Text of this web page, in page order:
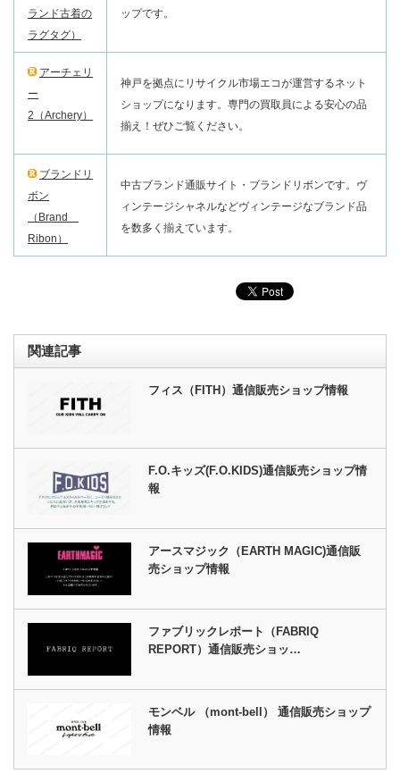
ランド古着の
ラグタグ）
ップです。
アーチェリ
ー
2（Archery）
神戸を拠点にリサイクル市場エコが運営するネット
ショップになります。専門の買取員による安心の品
揃え！ぜひご覧ください。
ブランドリ
ボン
（Brand
Ribon）
中古ブランド通販サイト・ブランドリボンです。ヴ
ィンテージシャネルなどヴィンテージなブランド品
を数多く揃えています。
関連記事
フィス（FITH）通信販売ショップ情報
F.O.キッズ(F.O.KIDS)通信販売ショップ情
報
アースマジック（EARTH MAGIC)通信販
売ショップ情報
ファブリックレポート（FABRIQ
REPORT）通信販売ショッ…
モンベル （mont-bell） 通信販売ショップ
情報